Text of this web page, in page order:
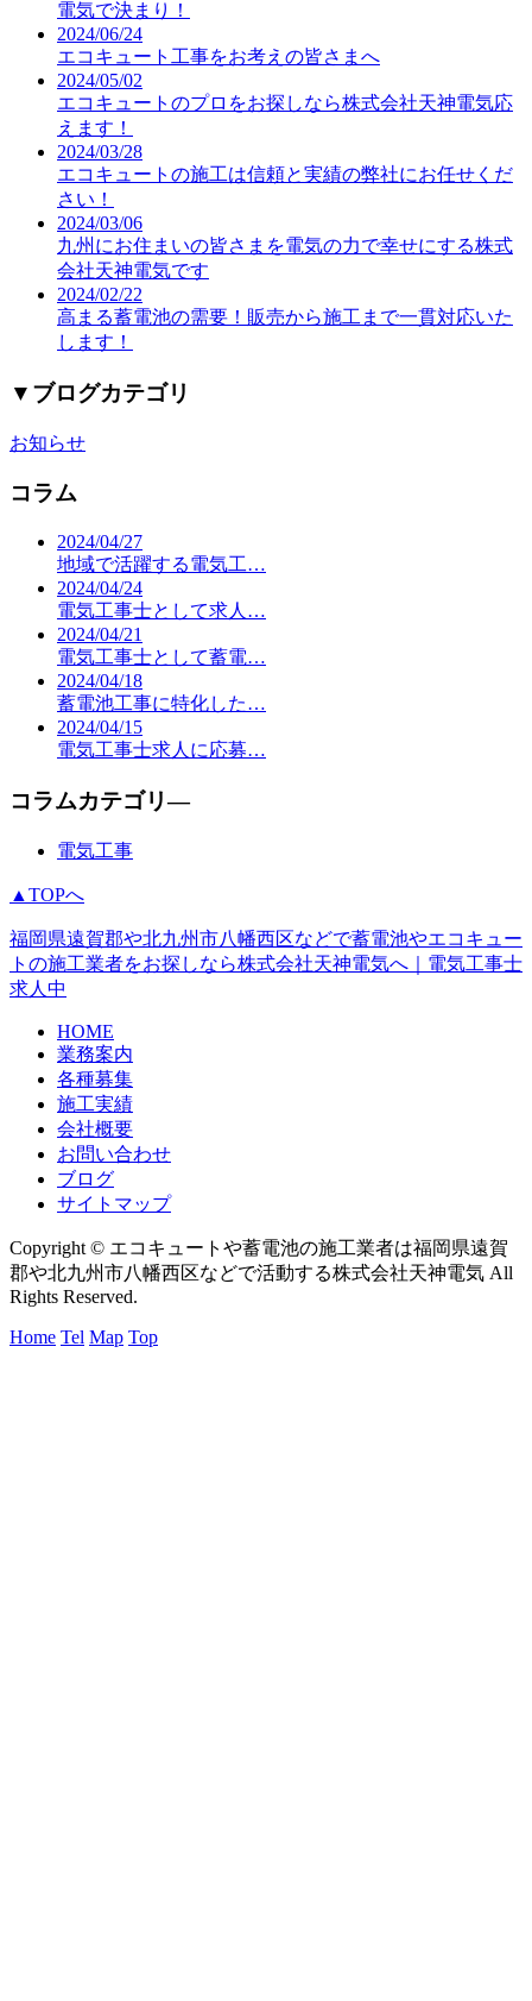
電気で決まり！
2024/06/24
エコキュート工事をお考えの皆さまへ
2024/05/02
エコキュートのプロをお探しなら株式会社天神電気応
えます！
2024/03/28
エコキュートの施工は信頼と実績の弊社にお任せくだ
さい！
2024/03/06
九州にお住まいの皆さまを電気の力で幸せにする株式
会社天神電気です
2024/02/22
高まる蓄電池の需要！販売から施工まで一貫対応いた
します！
▼ ブログカテゴリ
お知らせ
コラム
2024/04/27
地域で活躍する電気工…
2024/04/24
電気工事士として求人…
2024/04/21
電気工事士として蓄電…
2024/04/18
蓄電池工事に特化した…
2024/04/15
電気工事士求人に応募…
コラムカテゴリ―
電気工事
▲TOPへ
福岡県遠賀郡や北九州市八幡西区などで蓄電池やエコキュー
トの施工業者をお探しなら株式会社天神電気へ｜電気工事士
求人中
HOME
業務案内
各種募集
施工実績
会社概要
お問い合わせ
ブログ
サイトマップ
Copyright © エコキュートや蓄電池の施工業者は福岡県遠賀
郡や北九州市八幡西区などで活動する株式会社天神電気 All
Rights Reserved.
Home Tel Map Top